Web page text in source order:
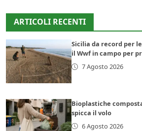
ARTICOLI RECENTI
Sicilia da record per
il Wwf in campo per
7 Agosto 2026
Bioplastiche
spicca il volo
6 Agosto 2026